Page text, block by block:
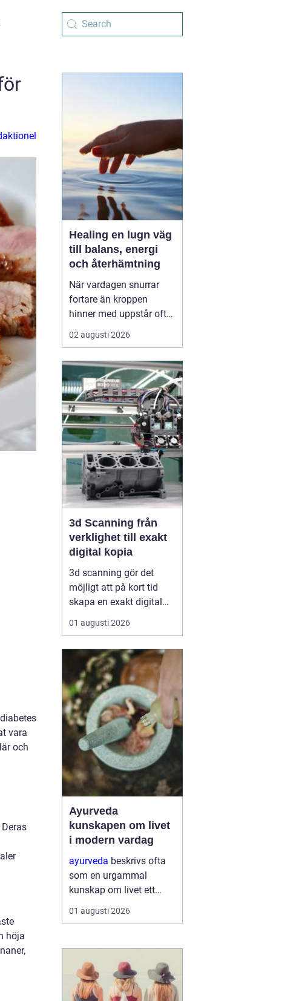
vara
och
höja
Healing en lugn väg
till balans, energi
och återhämtning
När vardagen snurrar
fortare än kroppen
hinner med uppstår ofta
spänningar, oro och
trötthet som inte går att
Många börjar då söka
efter metoder som kan
skapa lugn på djupet,
inte bara i tankarna utan
också i kroppen. I den
sökn...
02 augusti 2026
3d Scanning från
verklighet till exakt
digital kopia
3d scanning gör det
möjligt att på kort tid
skapa en exakt digital
kopia av nästan vad
som helst: en liten detalj,
eller en hel fabrik.
Tekniken används i dag
inom industri, bygg,
fastigheter, kulturarv och
infrastruktur för at...
01 augusti 2026
Ayurveda
kunskapen om livet
i modern vardag
ayurveda beskrivs ofta
som en urgammal
kunskap om livet ett
praktiskt system för
hälsa som förenar kropp,
stället för att enbart
fokusera på symptom
försöker ayurvedan
förstå varf...
01 augusti 2026